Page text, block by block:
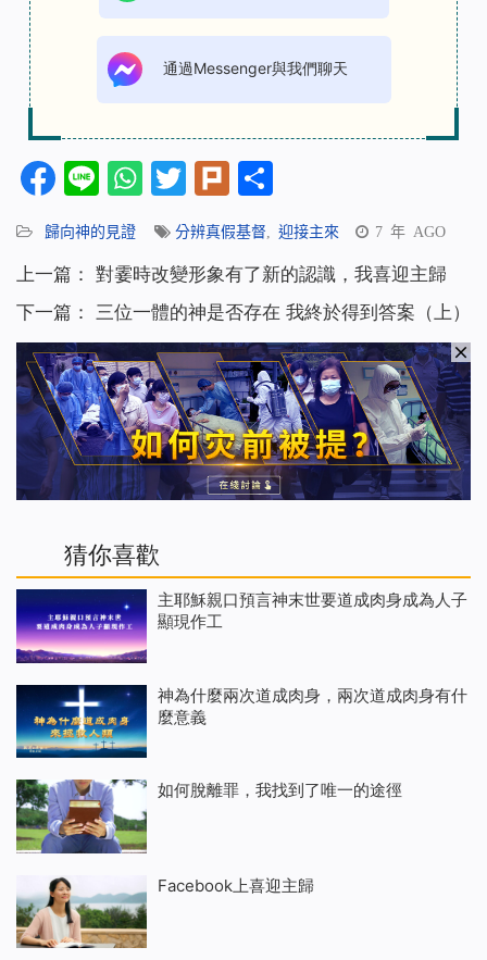
通過Messenger與我們聊天
Facebook
LineWhatsApp
Twitter
Plurk
享
歸向神的見證 分辨真假基督 迎接主來 7 年 AGO
上一篇： 對霎時改變形象有了新的認識，我喜迎主歸
下一篇： 三位一體的神是否存在 我終於得到答案（上）
猜你喜歡
主耶穌親口預言神末世要道成肉身成為人子
顯現作工
神為什麼兩次道成肉身，兩次道成肉身有什
麼意義
如何脫離罪，我找到了唯一的途徑
Facebook上喜迎主歸